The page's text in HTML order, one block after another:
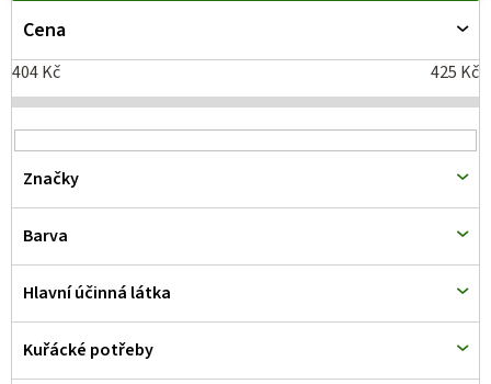
Cena
404Kč 425 Kč
Značky
Barva
Hlavní účinná látka
Kuřácké potřeby
p
i
s
p
r
o
d
u
k
t
ů